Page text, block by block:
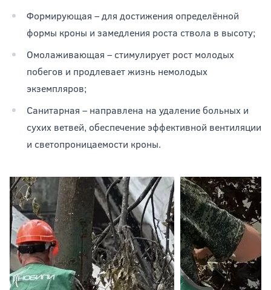
Формирующая – для достижения определённой
формы кроны и замедления роста ствола в высоту;
Омолаживающая – стимулирует рост молодых
побегов и продлевает жизнь немолодых
экземпляров;
Санитарная – направлена на удаление больных и
сухих ветвей, обеспечение эффективной вентиляции
и светопроницаемости кроны.